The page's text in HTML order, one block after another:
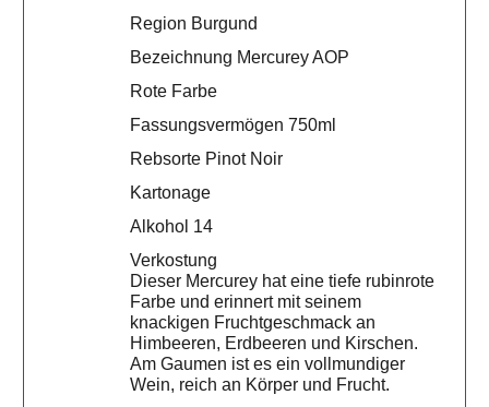
Region Burgund
Bezeichnung Mercurey AOP
Rote Farbe
Fassungsvermögen 750ml
Rebsorte Pinot Noir
Kartonage
Alkohol 14
Verkostung
Dieser Mercurey hat eine tiefe rubinrote
Farbe und erinnert mit seinem
knackigen Fruchtgeschmack an
Himbeeren, Erdbeeren und Kirschen.
Am Gaumen ist es ein vollmundiger
Wein, reich an Körper und Frucht.